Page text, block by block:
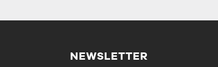
NEWSLETTER